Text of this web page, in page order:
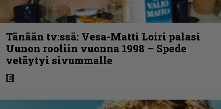
Tänään tv:ssä: Vesa-Matti Loiri palasi
Uunon rooliin vuonna 1998 – Spede
vetäytyi sivummalle